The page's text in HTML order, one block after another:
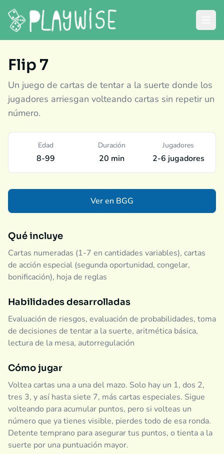
Flip 7
Un juego de cartas de tentar a la suerte donde los
jugadores arriesgan volteando cartas sin repetir un
número.
Edad
8-99
Duración
20 min
Jugadores
2-6 jugadores
Ver en BGG
Qué incluye
Cartas numeradas (1-7 en cantidades variables), cartas
de acción especial (segunda oportunidad, congelar,
bonificación), hoja de reglas
Habilidades desarrolladas
Evaluación de riesgos, evaluación de probabilidades, toma
de decisiones de tentar a la suerte, aritmética básica,
lectura de la mesa, autorregulación
Cómo jugar
Voltea cartas una a una del mazo. Solo hay un 1, dos 2,
tres 3, y así hasta siete 7, más cartas especiales. Sigue
volteando para acumular puntos, pero si volteas un
número que ya tienes visible, pierdes todo de esa ronda.
Detente temprano para asegurar tus puntos, o tienta a la
suerte por una puntuación mayor.